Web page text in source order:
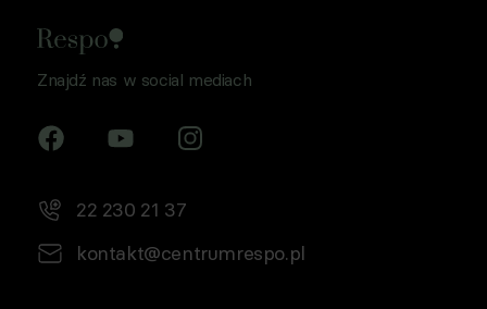
Znajdź nas w social mediach
22 230 21 37
kontakt@centrumrespo.pl